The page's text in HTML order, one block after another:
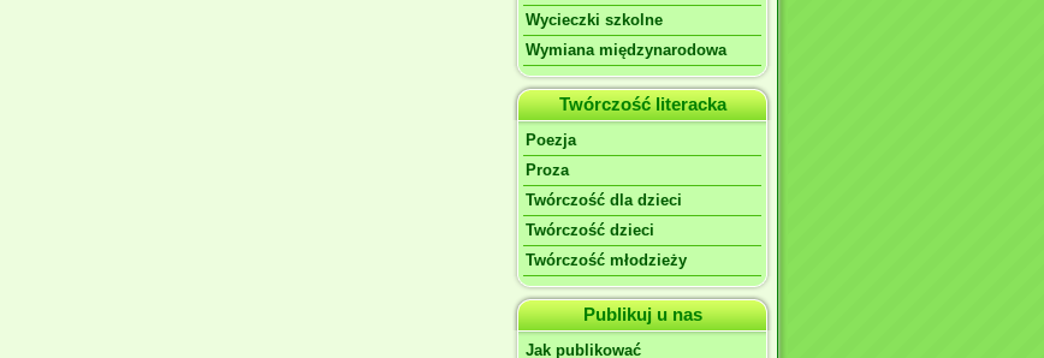
Wycieczki szkolne
Wymiana międzynarodowa
Twórczość literacka
Poezja
Proza
Twórczość dla dzieci
Twórczość dzieci
Twórczość młodzieży
Publikuj u nas
Jak publikować